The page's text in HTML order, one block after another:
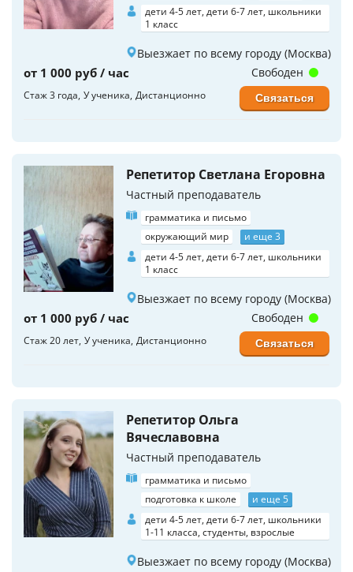
дети 4-5 лет, дети 6-7 лет, школьники
1 класс
Выезжает по всему городу (Москва)
от 1 000 руб / час
Стаж 3 года У ученика Дистанционно
Свободен
Связаться
Репетитор Светлана Егоровна
Частный преподаватель
грамматика и письмо
окружающий мир
и еще 3
дети 4-5 лет, дети 6-7 лет, школьники
1 класс
Выезжает по всему городу (Москва)
от 1 000 руб / час
Стаж 20 лет У ученика Дистанционно
Свободен
Связаться
Репетитор Ольга
Вячеславовна
Частный преподаватель
грамматика и письмо
подготовка к школе
и еще 5
дети 4-5 лет, дети 6-7 лет, школьники
1-11 класса, студенты, взрослые
Выезжает по всему городу (Москва)